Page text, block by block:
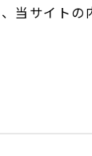
当サイトの